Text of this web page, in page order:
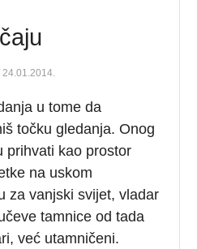
24.01.2014.
u tome da
točku gledanja. Onog
prihvati kao prostor
na uskom
za vanjski svijet, vladar
tamnice od tada
već utamničeni.